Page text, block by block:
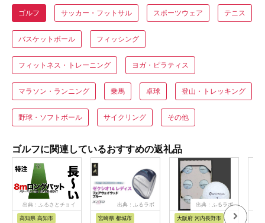
ゴルフ サッカー・フットサル スポーツウェア テニス
バスケットボール フィッシング
フィットネス・トレーニング ヨガ・ピラティス
マラソン・ランニング 乗馬 卓球 登山・トレッキング
野球・ソフトボール サイクリング その他
ゴルフに関連しているおすすめの返礼品
出典：ふるさとチョイ
高知県 高知市
出典：ふるラボ
宮崎県 都城市
出典：ふるラボ
大阪府 河内長野市